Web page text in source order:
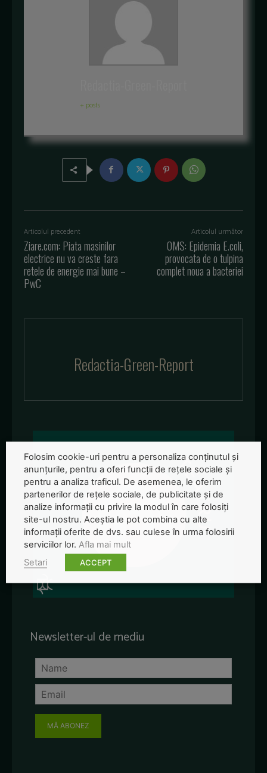
+ posts
Articolul precedent
Ziare.com: Piata masinilor
electrice nu va creste fara
retele de energie mai bune –
PwC
Articolul următor
OMS: Epidemia E.coli,
provocata de o tulpina
complet noua a bacteriei
Redactia-Green-Report
Newsletter-ul de mediu
MĂ ABONEZ
Folosim cookie-uri pentru a personaliza conținutul și
anunțurile, pentru a oferi funcții de rețele sociale și
pentru a analiza traficul. De asemenea, le oferim
partenerilor de rețele sociale, de publicitate și de
analize informații cu privire la modul în care folosiți
site-ul nostru. Aceștia le pot combina cu alte
informații oferite de dvs. sau culese în urma folosirii
serviciilor lor. Afla mai mult
Setari
ACCEPT